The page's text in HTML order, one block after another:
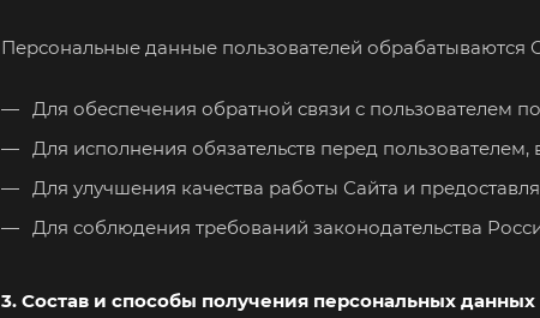
Персональные данные пользователей обрабатываются
Для обеспечения обратной связи с пользователем
Для исполнения обязательств перед
Для улучшения качества работы Сайта и
Для соблюдения требований законодательства
3. Состав и способы получения персональных данных